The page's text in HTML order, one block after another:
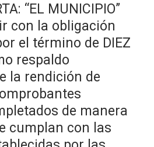
“EL MUNICIPIO”
con la obligación
el término de DIEZ
respaldo
la rendición de
de manera
cumplan con las